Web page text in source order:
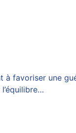
à favoriser une